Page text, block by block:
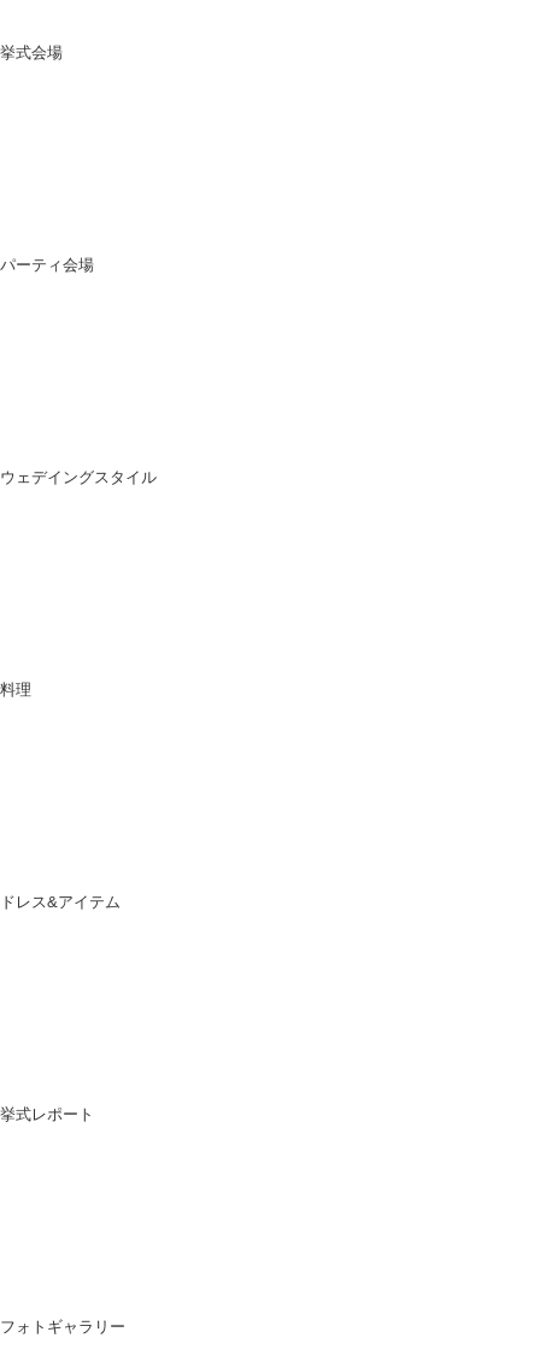
挙式会場
パーティ会場
ウェデイングスタイル
料理
ドレス&アイテム
挙式レポート
フォトギャラリー